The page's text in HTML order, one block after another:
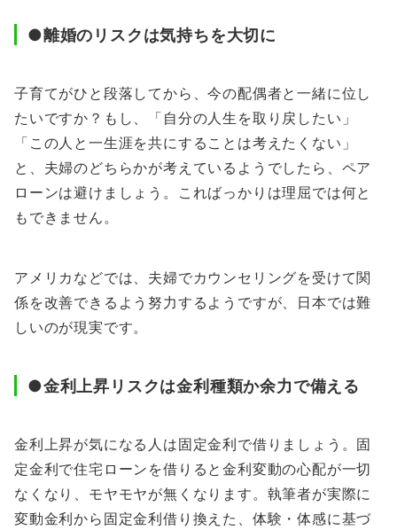
●離婚のリスクは気持ちを大切に
子育てがひと段落してから、今の配偶者と一緒に位し
たいですか？もし、「自分の人生を取り戻したい」
「この人と一生涯を共にすることは考えたくない」
と、夫婦のどちらかが考えているようでしたら、ペア
ローンは避けましょう。こればっかりは理屈では何と
もできません。
アメリカなどでは、夫婦でカウンセリングを受けて関
係を改善できるよう努力するようですが、日本では難
しいのが現実です。
●金利上昇リスクは金利種類か余力で備える
金利上昇が気になる人は固定金利で借りましょう。固
定金利で住宅ローンを借りると金利変動の心配が一切
なくなり、モヤモヤが無くなります。執筆者が実際に
変動金利から固定金利借り換えた、体験・体感に基づ